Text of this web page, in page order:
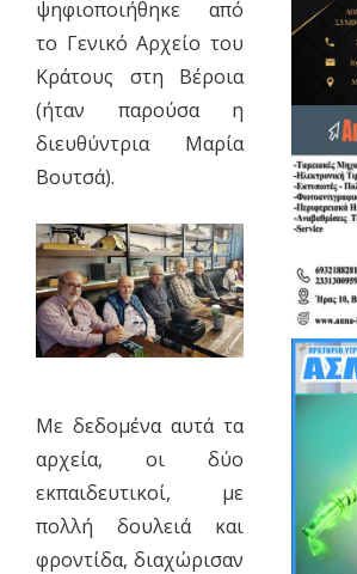
ψηφιοποιήθηκε από
το Γενικό Αρχείο του
Κράτους στη Βέροια
(ήταν παρούσα η
διευθύντρια Μαρία
Βουτσά).
Με δεδομένα αυτά τα
αρχεία, οι δύο
εκπαιδευτικοί, με
πολλή δουλειά και
φροντίδα, διαχώρισαν